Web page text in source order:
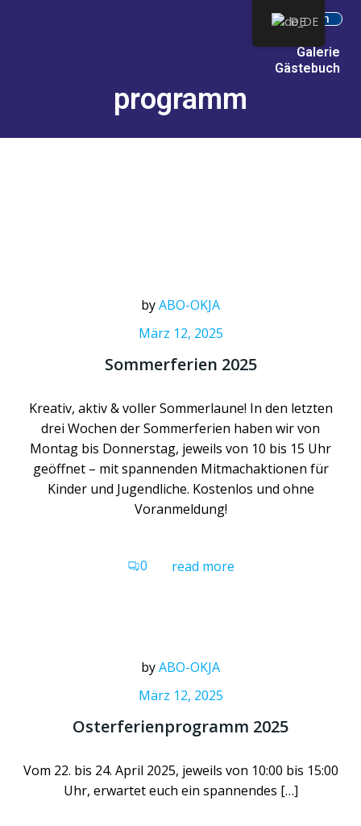
Intern
Galerie
Gästebuch
programm
byABO-OKJA
März 12, 2025
Sommerferien 2025
Kreativ, aktiv & voller Sommerlaune! In den letzten
drei Wochen der Sommerferien haben wir von
Montag bis Donnerstag, jeweils von 10 bis 15 Uhr
geöffnet – mit spannenden Mitmachaktionen für
Kinder und Jugendliche. Kostenlos und ohne
Voranmeldung!
0 read more
byABO-OKJA
März 12, 2025
Osterferienprogramm 2025
Vom 22. bis 24. April 2025, jeweils von 10:00 bis 15:00
Uhr, erwartet euch ein spannendes […]
DE